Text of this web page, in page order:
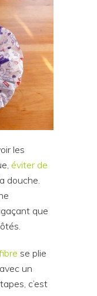
les
éviter de
douche.
que
se plie
un
c’est